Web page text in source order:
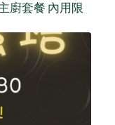
廚套餐 內用限